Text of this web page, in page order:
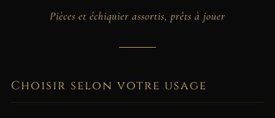
Pièces et échiquier assortis, prêts à jouer
Choisir selon votre usage